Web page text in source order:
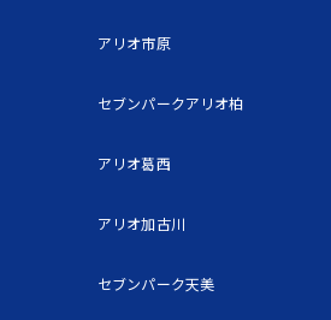
アリオ市原
セブンパークアリオ柏
アリオ葛西
アリオ加古川
セブンパーク天美